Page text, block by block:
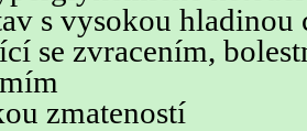
s vysokou
se zvracením,
zmateností